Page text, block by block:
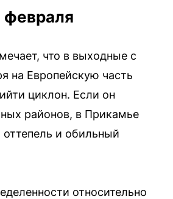
февраля
что в выходные с
на Европейскую часть
циклон. Если он
районов, в Прикамье
и обильный
относительно